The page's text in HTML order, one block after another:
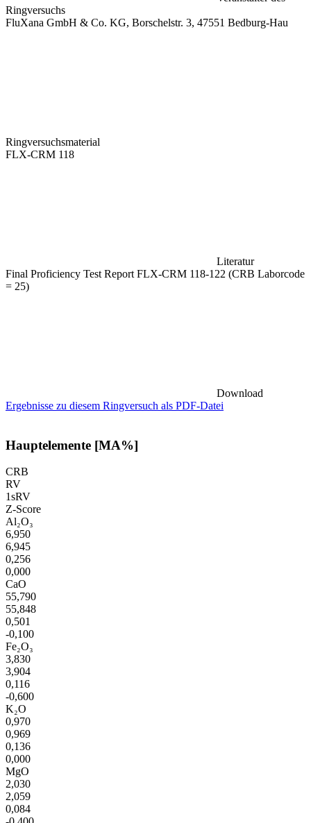
Ringversuchs
FluXana GmbH & Co. KG, Borschelstr. 3, 47551 Bedburg-Hau
Ringversuchsmaterial
FLX-CRM 118
Literatur
Final Proficiency Test Report FLX-CRM 118-122 (CRB Laborcode
= 25)
Download
Ergebnisse zu diesem Ringversuch als PDF-Datei
Hauptelemente [MA%]
CRB
RV
1sRV
Z-Score
Al₂O₃
6,950
6,945
0,256
0,000
CaO
55,790
55,848
0,501
-0,100
Fe₂O₃
3,830
3,904
0,116
-0,600
K₂O
0,970
0,969
0,136
0,000
MgO
2,030
2,059
0,084